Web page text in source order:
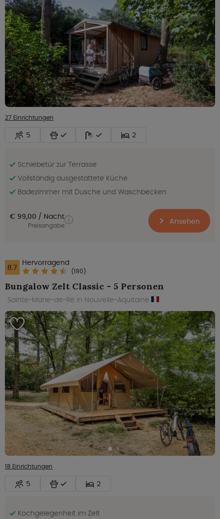
27 Einrichtungen
5 2
Schiebetür zur Terrasse
Vollständig ausgestattete Küche
Badezimmer mit Dusche und Waschbecken
€ 99,00 Nacht
Preisangabe Ansehen
8.7 Hervorragend
(190)
Bungalow Zelt Classic - 5 Personen
Sainte-Marie-de-Ré in Nouvelle-Aquitaine
18 Einrichtungen
5 2
Kochgelegenheit im Zelt